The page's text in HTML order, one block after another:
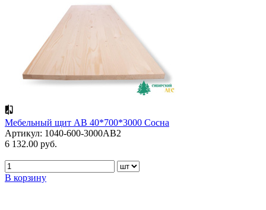
Мебельный щит АВ 40*700*3000 Сосна
Артикул: 1040-600-3000AB2
6 132.00 руб.
В корзину